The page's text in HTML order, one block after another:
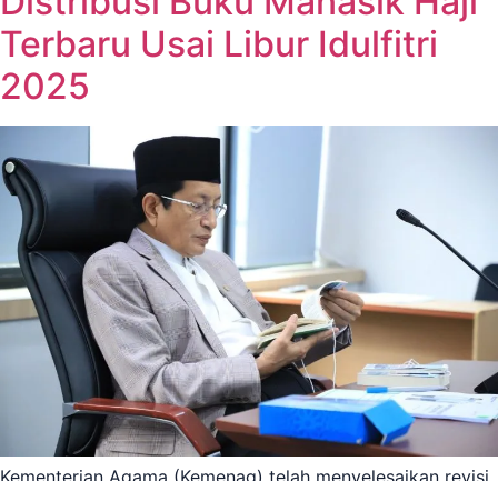
Terbaru Usai Libur Idulfitri
2025